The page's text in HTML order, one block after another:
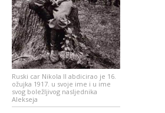
Ruski car Nikola II abdicirao je 16.
ožujka 1917. u svoje ime i u ime
svog boležljivog nasljednika
Alekseja